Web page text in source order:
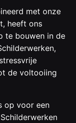
met onze
heeft ons
te bouwen in de
de voltooiing
op voor een